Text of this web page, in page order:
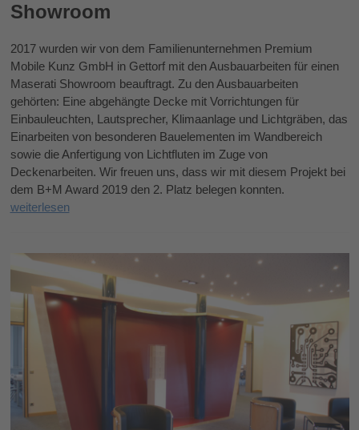
Showroom
2017 wurden wir von dem Familienunternehmen Premium
Mobile Kunz GmbH in Gettorf mit den Ausbauarbeiten für einen
Maserati Showroom beauftragt. Zu den Ausbauarbeiten
gehörten: Eine abgehängte Decke mit Vorrichtungen für
Einbauleuchten, Lautsprecher, Klimaanlage und Lichtgräben, das
Einarbeiten von besonderen Bauelementen im Wandbereich
sowie die Anfertigung von Lichtfluten im Zuge von
Deckenarbeiten. Wir freuen uns, dass wir mit diesem Projekt bei
dem B+M Award 2019 den 2. Platz belegen konnten.
weiterlesen